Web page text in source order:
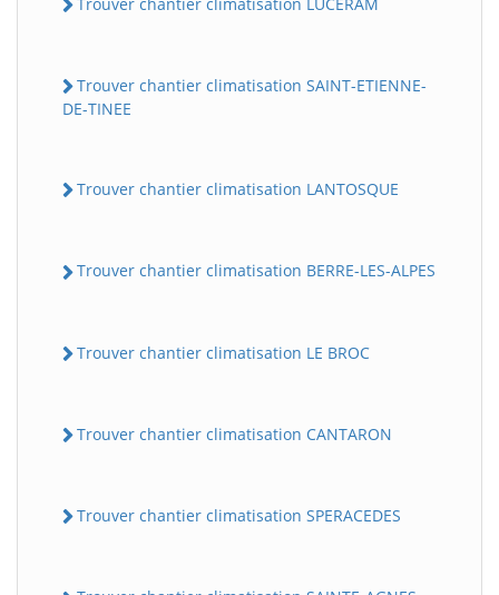
Trouver chantier climatisation SAINT-ETIENNE-
DE-TINEE
Trouver chantier climatisation LANTOSQUE
Trouver chantier climatisation BERRE-LES-ALPES
Trouver chantier climatisation LE BROC
Trouver chantier climatisation CANTARON
Trouver chantier climatisation SPERACEDES